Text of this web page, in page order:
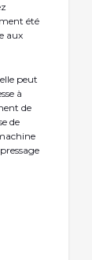
été
aux
peut
à
de
de